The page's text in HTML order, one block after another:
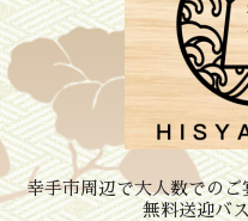
幸手市周辺で大人数での
無料送迎バ